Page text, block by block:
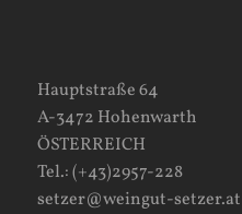
Hauptstraße 64
A-3472 Hohenwarth
ÖSTERREICH
Tel.:(+43)2957-228
setzer@weingut-setzer.at